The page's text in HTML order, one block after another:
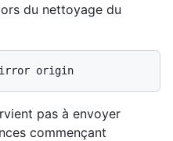
du nettoyage du
pas à envoyer
commençant